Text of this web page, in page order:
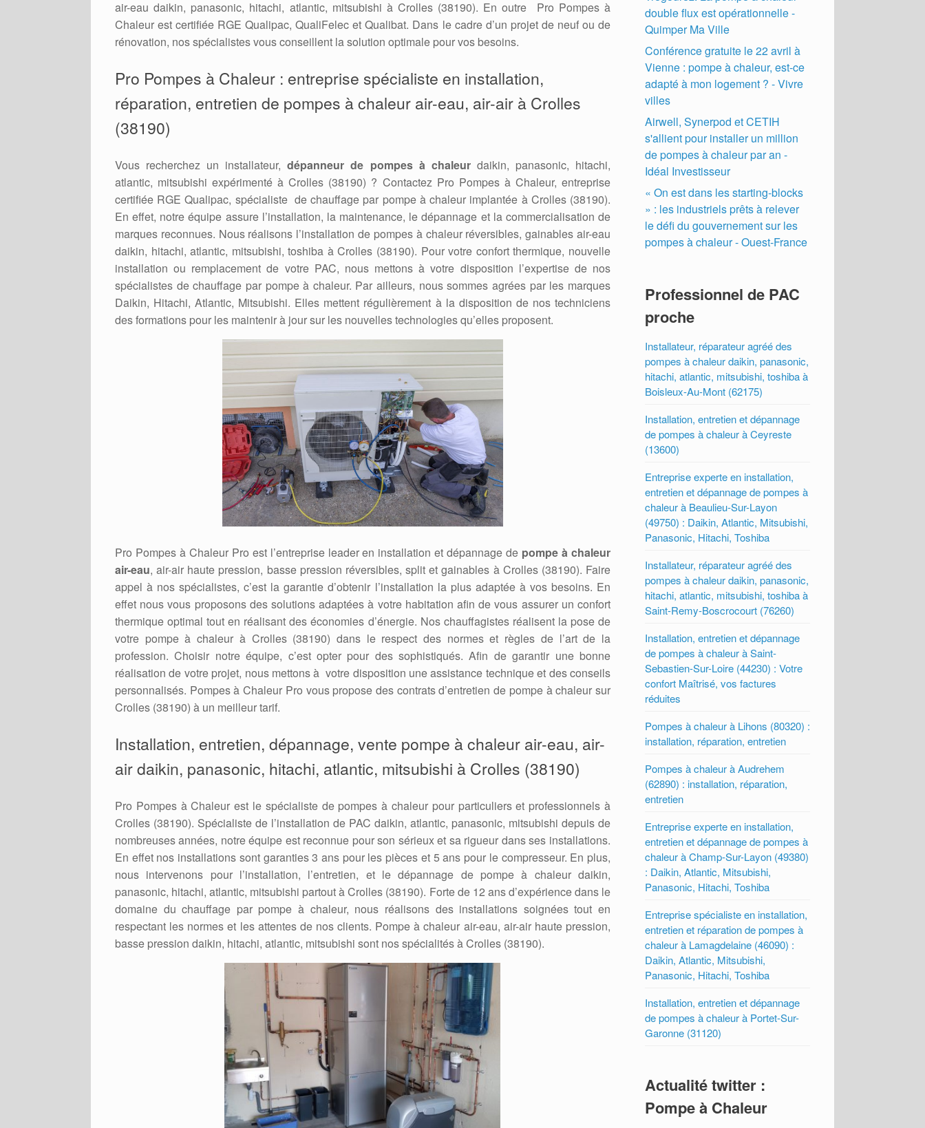
air-eau daikin, panasonic, hitachi, atlantic, mitsubishi à Crolles (38190). En outre Pro Pompes à
Chaleur est certifiée RGE Qualipac, QualiFelec et Qualibat. Dans le cadre d’un projet de neuf ou de
rénovation, nos spécialistes vous conseillent la solution optimale pour vos besoins.
Pro Pompes à Chaleur : entreprise spécialiste en installation,
réparation, entretien de pompes à chaleur air-eau, air-air à Crolles
(38190)
Vous recherchez un installateur,dépanneur de pompes à chaleurdaikin, panasonic, hitachi,
atlantic, mitsubishi expérimenté à Crolles (38190) ? Contactez Pro Pompes à Chaleur, entreprise
certifiée RGE Qualipac, spécialiste de chauffage par pompe à chaleur implantée à Crolles (38190).
En effet, notre équipe assure l’installation, la maintenance, le dépannage et la commercialisation de
marques reconnues. Nous réalisons l’installation de pompes à chaleur réversibles, gainables air-eau
daikin, hitachi, atlantic, mitsubishi, toshiba à Crolles (38190). Pour votre confort thermique, nouvelle
installation ou remplacement de votre PAC, nous mettons à votre disposition l’expertise de nos
spécialistes de chauffage par pompe à chaleur. Par ailleurs, nous sommes agrées par les marques
Daikin, Hitachi, Atlantic, Mitsubishi. Elles mettent régulièrement à la disposition de nos techniciens
des formations pour les maintenir à jour sur les nouvelles technologies qu’elles proposent.
Pro Pompes à Chaleur Pro est l’entreprise leader en installation et dépannage de pompe à chaleur
air-eau, air-air haute pression, basse pression réversibles, split et gainables à Crolles (38190). Faire
appel à nos spécialistes, c’est la garantie d’obtenir l’installation la plus adaptée à vos besoins. En
effet nous vous proposons des solutions adaptées à votre habitation afin de vous assurer un confort
thermique optimal tout en réalisant des économies d’énergie. Nos chauffagistes réalisent la pose de
votre pompe à chaleur à Crolles (38190) dans le respect des normes et règles de l’art de la
profession. Choisir notre équipe, c’est opter pour des sophistiqués. Afin de garantir une bonne
réalisation de votre projet, nous mettons à votre disposition une assistance technique et des conseils
personnalisés. Pompes à Chaleur Pro vous propose des contrats d’entretien de pompe à chaleur sur
Crolles (38190) à un meilleur tarif.
Installation, entretien, dépannage, vente pompe à chaleur air-eau, air-
air daikin, panasonic, hitachi, atlantic, mitsubishi à Crolles (38190)
Pro Pompes à Chaleur est le spécialiste de pompes à chaleur pour particuliers et professionnels à
Crolles (38190). Spécialiste de l’installation de PAC daikin, atlantic, panasonic, mitsubishi depuis de
nombreuses années, notre équipe est reconnue pour son sérieux et sa rigueur dans ses installations.
En effet nos installations sont garanties 3 ans pour les pièces et 5 ans pour le compresseur. En plus,
nous intervenons pour l’installation, l’entretien, et le dépannage de pompe à chaleur daikin,
panasonic, hitachi, atlantic, mitsubishi partout à Crolles (38190). Forte de 12 ans d’expérience dans le
domaine du chauffage par pompe à chaleur, nous réalisons des installations soignées tout en
respectant les normes et les attentes de nos clients. Pompe à chaleur air-eau, air-air haute pression,
basse pression daikin, hitachi, atlantic, mitsubishi sont nos spécialités à Crolles (38190).
double flux est opérationnelle -
Quimper Ma Ville
Conférence gratuite le 22 avril à
Vienne : pompe à chaleur, est-ce
adapté à mon logement ? - Vivre
villes
Airwell, Synerpod et CETIH
s'allient pour installer un million
de pompes à chaleur par an -
Idéal Investisseur
« On est dans les starting-blocks
» : les industriels prêts à relever
le défi du gouvernement sur les
pompes à chaleur - Ouest-France
Professionnel de PAC
proche
Installateur, réparateur agréé des
pompes à chaleur daikin, panasonic,
hitachi, atlantic, mitsubishi, toshiba à
Boisleux-Au-Mont (62175)
Installation, entretien et dépannage
de pompes à chaleur à Ceyreste
(13600)
Entreprise experte en installation,
entretien et dépannage de pompes à
chaleur à Beaulieu-Sur-Layon
(49750) : Daikin, Atlantic, Mitsubishi,
Panasonic, Hitachi, Toshiba
Installateur, réparateur agréé des
pompes à chaleur daikin, panasonic,
hitachi, atlantic, mitsubishi, toshiba à
Saint-Remy-Boscrocourt (76260)
Installation, entretien et dépannage
de pompes à chaleur à Saint-
Sebastien-Sur-Loire (44230) : Votre
confort Maîtrisé, vos factures
réduites
Pompes à chaleur à Lihons (80320) :
installation, réparation, entretien
Pompes à chaleur à Audrehem
(62890) : installation, réparation,
entretien
Entreprise experte en installation,
entretien et dépannage de pompes à
chaleur à Champ-Sur-Layon (49380)
: Daikin, Atlantic, Mitsubishi,
Panasonic, Hitachi, Toshiba
Entreprise spécialiste en installation,
entretien et réparation de pompes à
chaleur à Lamagdelaine (46090) :
Daikin, Atlantic, Mitsubishi,
Panasonic, Hitachi, Toshiba
Installation, entretien et dépannage
de pompes à chaleur à Portet-Sur-
Garonne (31120)
Actualité twitter :
Pompe à Chaleur